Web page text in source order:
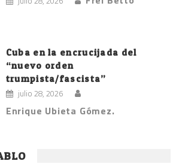
Cuba en la encrucijada del
“nuevo orden
trumpista/fascista”
julio 28, 2026
Enrique Ubieta Gómez.